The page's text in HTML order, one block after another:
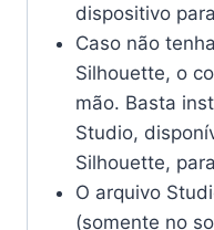
dispositivo
Caso não
Silhouette, o
mão. Basta
Studio,
Silhouette,
O arquivo
(somente no